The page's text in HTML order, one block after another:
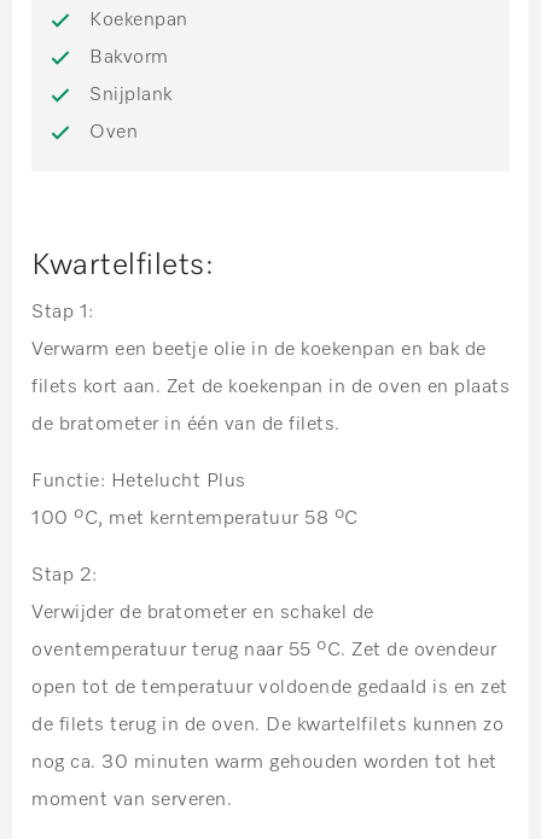
Koekenpan
Bakvorm
Snijplank
Oven
Kwartelfilets:
Stap 1:
Verwarm een beetje olie in de koekenpan en bak de
filets kort aan. Zet de koekenpan in de oven en plaats
de bratometer in één van de filets.
Functie: Hetelucht Plus
100 ºC, met kerntemperatuur 58 ºC
Stap 2:
Verwijder de bratometer en schakel de
oventemperatuur terug naar 55 ºC. Zet de ovendeur
open tot de temperatuur voldoende gedaald is en zet
de filets terug in de oven. De kwartelfilets kunnen zo
nog ca. 30 minuten warm gehouden worden tot het
moment van serveren.